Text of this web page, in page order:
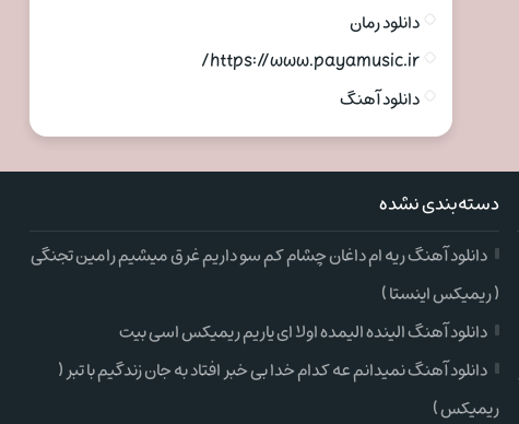
دانلود رمان
https://www.payamusic.ir/
دانلود آهنگ
دسته‌بندی نشده
دانلود آهنگ ریه ام داغان چشام کم سو داریم غرق میشیم رامین تجنگی
( ریمیکس اینستا )
دانلود آهنگ الینده الیمده اولا ای یاریم ریمیکس اسی بیت
دانلود آهنگ نمیدانم عه کدام خدا بی خبر افتاد به جان زندگیم با تبر (
ریمیکس )